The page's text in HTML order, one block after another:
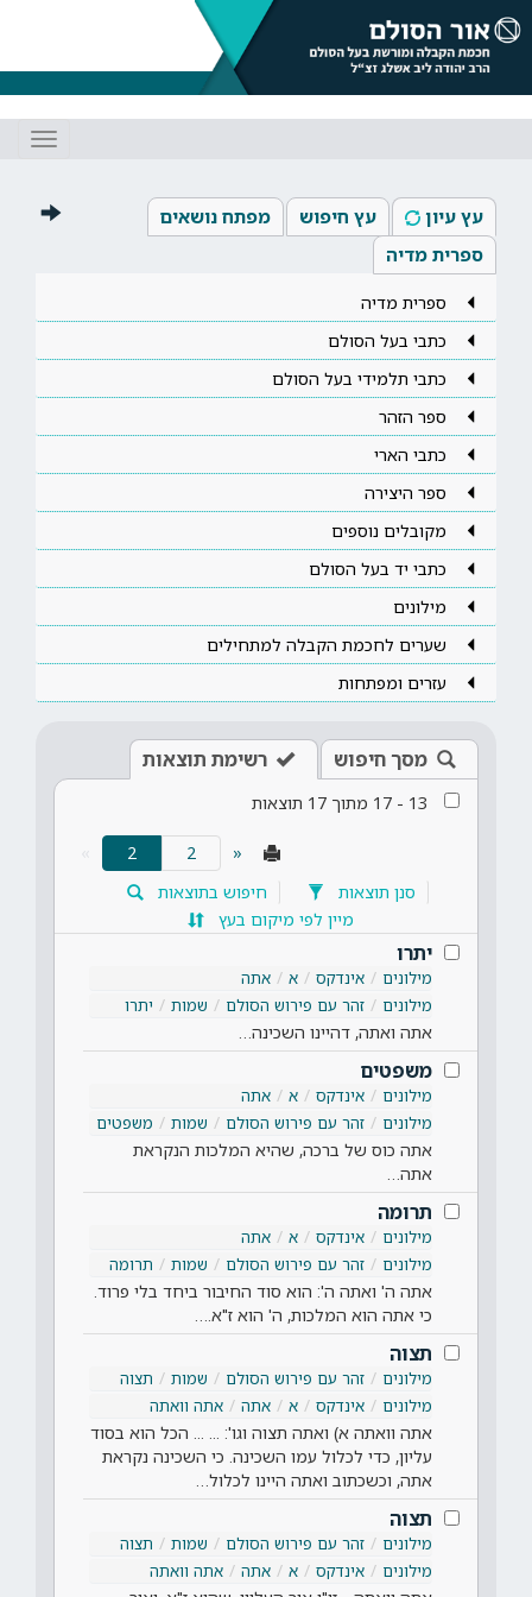
עץ עיון עץ חיפוש
מפתח נושאים
ספרית מדיה
ספרית מדיה
כתבי בעל הסולם
כתבי תלמידי בעל הסולם
ספר הזהר
כתבי הארי
ספר היצירה
מקובלים נוספים
כתבי יד בעל הסולם
מילונים
שערים לחכמת הקבלה למתחילים
עזרים ומפתחות
מסך חיפוש רשימת תוצאות
13
-
17 מתוך 17 תוצאות
«
2
סנן תוצאות
חיפוש בתוצאות
מיין לפי מיקום בעץ
יתרו
מילונים אינדקס א
אתה
מילונים
זהר עם פירוש הסולם שמות יתרו
אתה ואתה, דהיינו השכינה…
משפטים
מילונים אינדקס א
אתה
מילונים
זהר עם פירוש הסולם שמות משפטים
אתה כוס של ברכה, שהיא המלכות הנקראת
אתה…
תרומה
מילונים אינדקס א
אתה
מילונים
זהר עם פירוש הסולם שמות תרומה
אתה ה' ואתה ה': הוא סוד החיבור ביחד בלי פרוד.
כי אתה הוא המלכות, ה' הוא ז"א.…
תצוה
מילונים זהר עם פירוש הסולם שמות
תצוה
מילונים
אינדקס א אתה אתה וואתה
אתה וואתה א) ואתה תצוה וגו': ... ... הכל הוא בסוד
עליון, כדי לכלול עמו השכינה. כי השכינה נקראת
אתה, וכשכתוב ואתה היינו לכלול…
תצוה
מילונים זהר עם פירוש הסולם שמות
תצוה
מילונים
אינדקס א אתה אתה וואתה